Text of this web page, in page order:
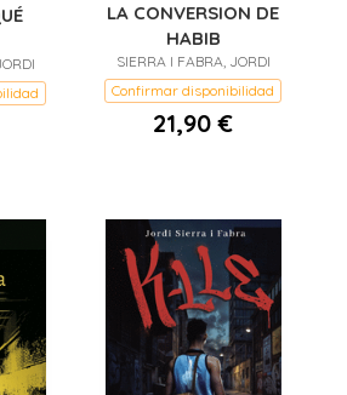
LA CONVERSION DE
HABIB
SIERRA I FABRA, JORDI
Confirmar disponibilidad
21,90 €